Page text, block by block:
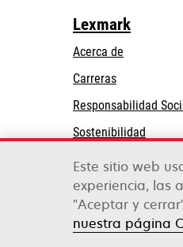
Lexmark
Acerca de
Carreras
Responsabilidad
Sostenibilidad
Partners de Lexmark
Lexmark
©2026
Este sitio web
experiencia, las
"Aceptar y
nuestra página